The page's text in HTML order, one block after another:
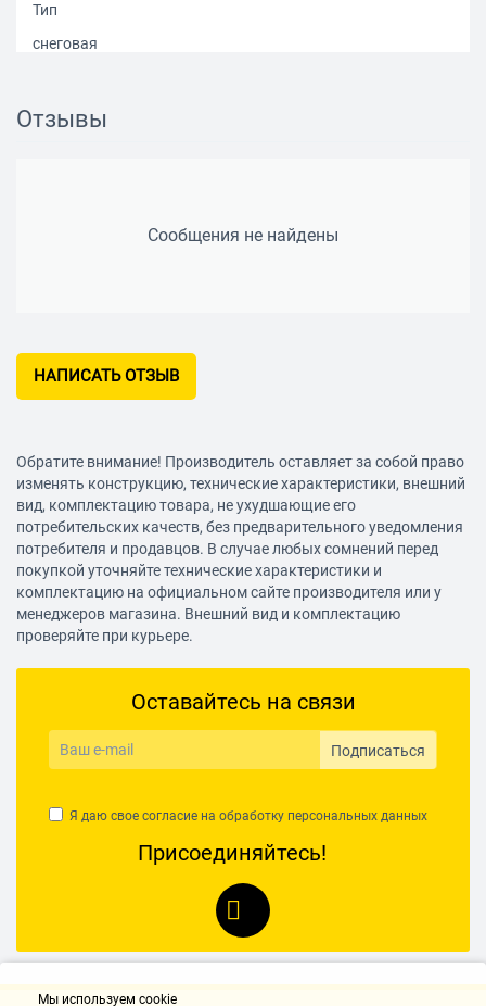
Тип
снеговая
классическая лопата
32 мм
Длина рабочей части
400 мм
Ширина рабочей части
420 мм
Длина рукоятки
1000 мм
С металлической планкой
Вес нетто
Ручка на черенке
да
Отзывы
Сообщения не найдены
НАПИСАТЬ ОТЗЫВ
Обратите внимание! Производитель оставляет за собой право
изменять конструкцию, технические характеристики, внешний
вид, комплектацию товара, не ухудшающие его
потребительских качеств, без предварительного уведомления
потребителя и продавцов. В случае любых сомнений перед
покупкой уточняйте технические характеристики и
комплектацию на официальном сайте производителя или у
менеджеров магазина. Внешний вид и комплектацию
проверяйте при курьере.
Оставайтесь на связи
Подписаться
Я даю свое согласие на обработку персональных данных
Присоединяйтесь!
Мы используем cookie